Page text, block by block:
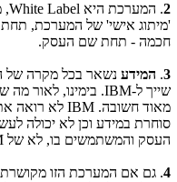
2. המערכת היא White Label
,
'מיתוג אישי' של המערכת,
חכמה - תחת שם העסק.
3
. המידע נשאר בכל מקרה של
שייך ל-IBM. בימינו, לאור מה
מאוד חשובה. IBM לא רואה
סוחרת במידע וכן לא יכולה
העסק והמשתמשים בו, לא של
4. גם אם המערכת הזו